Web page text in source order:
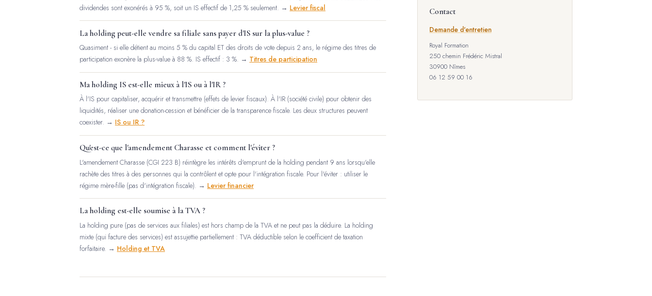
dividendes sont exonérés à 95 %, soit un IS effectif de 1,25 % seulement. → Levier fiscal
La holding peut-elle vendre sa filiale sans payer d'IS sur la plus-value ?
Quasiment - si elle détient au moins 5 % du capital ET des droits de vote depuis 2 ans, le régime des titres de
participation exonère la plus-value à 88 %. IS effectif : 3 %. → Titres de participation
Ma holding IS est-elle mieux à l'IS ou à l'IR ?
À l'IS pour capitaliser, acquérir et transmettre (effets de levier fiscaux). À l'IR (société civile) pour obtenir des
liquidités, réaliser une donation-cession et bénéficier de la transparence fiscale. Les deux structures peuvent
coexister. → IS ou IR ?
Qu'est-ce que l'amendement Charasse et comment l'éviter ?
L'amendement Charasse (CGI 223 B) réintègre les intérêts d'emprunt de la holding pendant 9 ans lorsqu'elle
rachète des titres à des personnes qui la contrôlent et opte pour l'intégration fiscale. Pour l'éviter : utiliser le
régime mère-fille (pas d'intégration fiscale). → Levier financier
La holding est-elle soumise à la TVA ?
La holding pure (pas de services aux filiales) est hors champ de la TVA et ne peut pas la déduire. La holding
mixte (qui facture des services) est assujettie partiellement : TVA déductible selon le coefficient de taxation
forfaitaire. → Holding et TVA
Contact
Demande d'entretien
Royal Formation
250 chemin Frédéric Mistral
30900 Nîmes
06 12 59 00 16